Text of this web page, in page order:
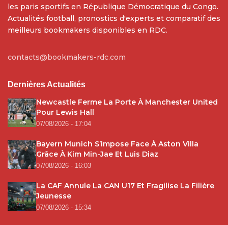
les paris sportifs en République Démocratique du Congo.
Actualités football, pronostics d'experts et comparatif des
meilleurs bookmakers disponibles en RDC.
contacts@bookmakers-rdc.com
Dernières Actualités
Newcastle Ferme La Porte À Manchester United
Pour Lewis Hall
07/08/2026 - 17:04
Bayern Munich S’impose Face À Aston Villa
Grâce À Kim Min-Jae Et Luis Diaz
07/08/2026 - 16:03
La CAF Annule La CAN U17 Et Fragilise La Filière
Jeunesse
07/08/2026 - 15:34